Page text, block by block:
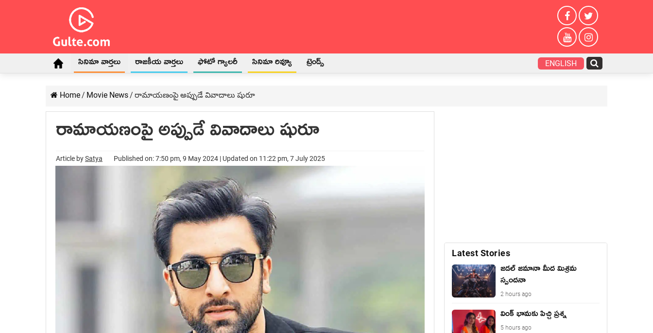
సినిమా వార్తలు రాజకీయ వార్తలు ఫోటో గ్యాలరీ సినిమా రివ్యూ ట్రెండ్స్ ENGLISH
Home/ Movie News/ రామాయణంపై అప్పుడే వివాదాలు షురూ
రామాయణంపై అప్పుడే వివాదాలు షురూ
Article bySatya Published on: 7:50 pm, 9 May 2024 | Updated on 11:22 pm, 7 July 2025
Latest Stories
జడల్ జమానా మీద మిశ్రమ
స్పందనా
2 hours ago
వింక్ భామకు పిచ్చి ప్రశ్న
5 hours ago